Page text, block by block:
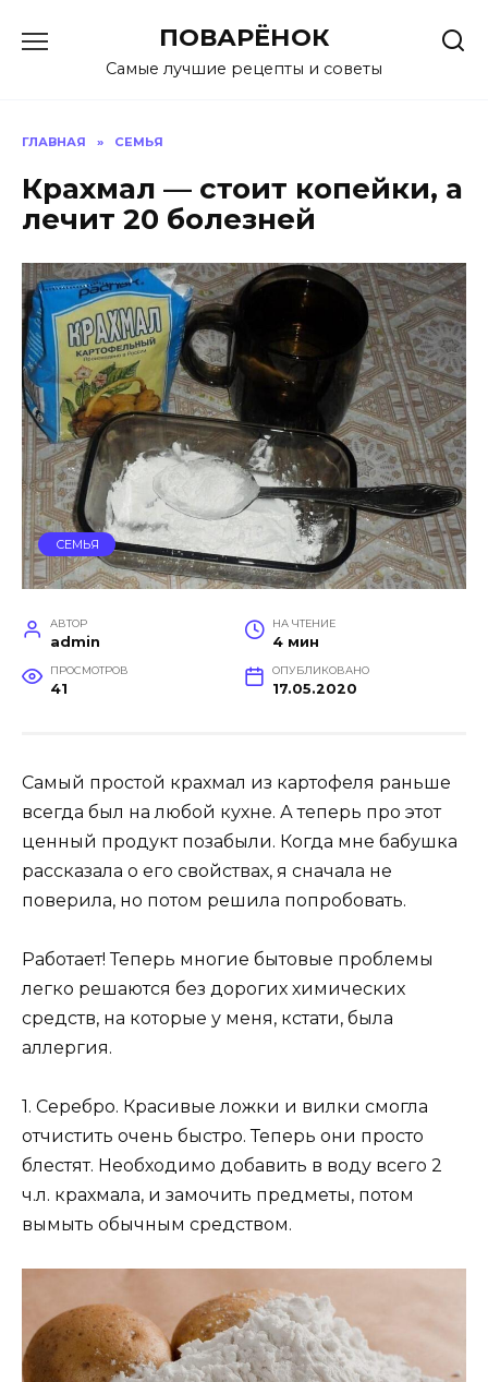
содержанию
ПОВАРЁНОК
Самые лучшие рецепты и советы
ГЛАВНАЯ » СЕМЬЯ
Крахмал — стоит копейки, а
лечит 20 болезней
СЕМЬЯ
АВТОР
admin
НА ЧТЕНИЕ
4 мин
ПРОСМОТРОВ
41
ОПУБЛИКОВАНО
17.05.2020
Самый простой крахмал из картофеля раньше
всегда был на любой кухне. А теперь про этот
ценный продукт позабыли. Когда мне бабушка
рассказала о его свойствах, я сначала не
поверила, но потом решила попробовать.
Работает! Теперь многие бытовые проблемы
легко решаются без дорогих химических
средств, на которые у меня, кстати, была
аллергия.
1. Серебро. Красивые ложки и вилки смогла
отчистить очень быстро. Теперь они просто
блестят. Необходимо добавить в воду всего 2
ч.л. крахмала, и замочить предметы, потом
вымыть обычным средством.